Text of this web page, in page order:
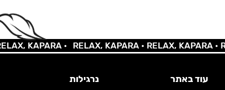
KAPARA • RELAX, KAPARA •RELAX, KAPARA •
עוד באתר נרגילות